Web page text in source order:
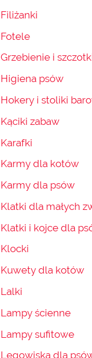
Filiżanki
Fotele
Grzebienie i
Higiena psów
Hokery i stoliki
Kąciki zabaw
Karafki
Karmy dla kotów
Karmy dla psów
Klatki dla małych
Klatki i kojce dla
Klocki
Kuwety dla kotów
Lalki
Lampy ścienne
Lampy sufitowe
Legowiska dla